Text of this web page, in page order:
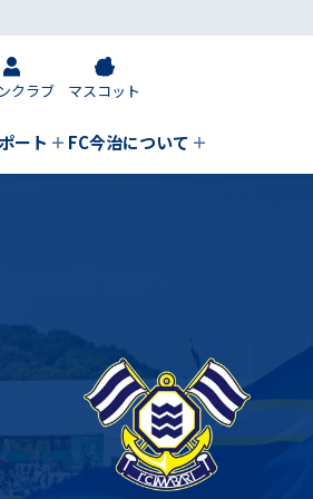
クラブ マスコット
ート FC今治について